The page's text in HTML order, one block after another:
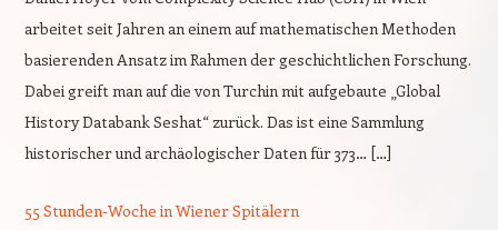
arbeitet seit Jahren an einem auf mathematischen Methoden
basierenden Ansatz im Rahmen der geschichtlichen Forschung.
Dabei greift man auf die von Turchin mit aufgebaute „Global
History Databank Seshat“ zurück. Das ist eine Sammlung
historischer und archäologischer Daten für 373… […]
55 Stunden-Woche in Wiener Spitälern